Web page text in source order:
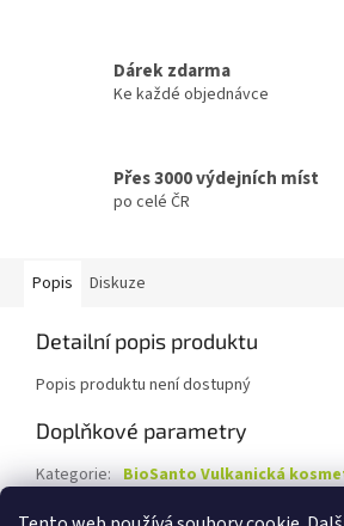
Dárek zdarma
Ke každé objednávce
Přes 3000 výdejních míst
po celé ČR
Popis Diskuze
Detailní popis produktu
Popis produktu není dostupný
Doplňkové parametry
Kategorie: BioSanto Vulkanická